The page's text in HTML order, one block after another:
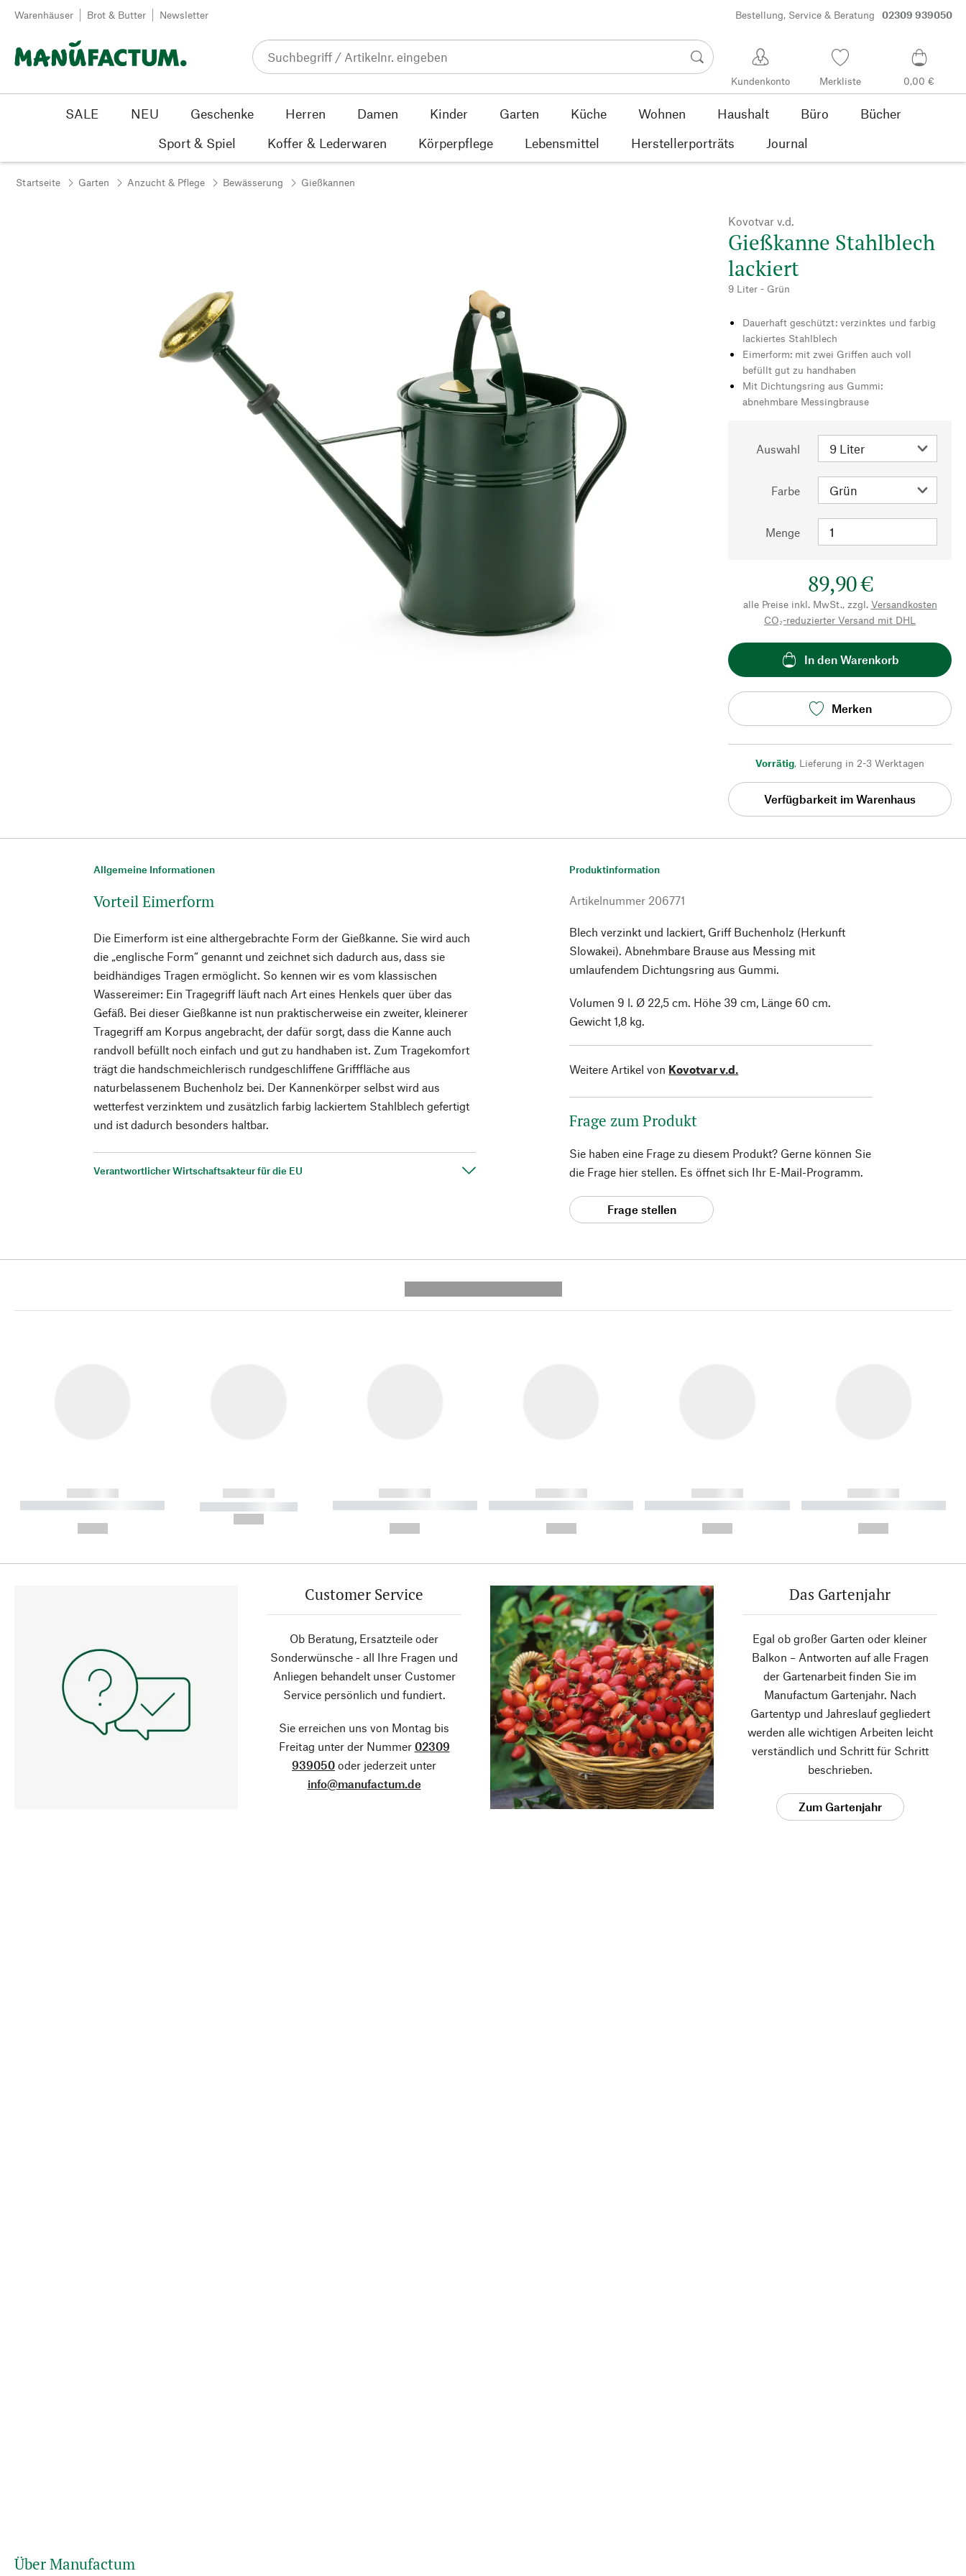
Zum Inhalt springen
Warenhäuser Brot & Butter Newsletter Bestellung, Service & Beratung 02309 939050
Kundenkonto Merkliste 0,00 €
SALE NEU Geschenke Herren Damen Kinder Garten Küche Wohnen Haushalt Büro
Bücher
Sport & Spiel
Koffer & Lederwaren Körperpflege Lebensmittel Herstellerporträts Journal
Startseite Garten Anzucht & Pflege Bewässerung Gießkannen
Kovotvar v.d.
Gießkanne Stahlblech
lackiert
9 Liter - Grün
Dauerhaft geschützt: verzinktes und farbig
lackiertes Stahlblech
Eimerform: mit zwei Griffen auch voll
befüllt gut zu handhaben
Mit Dichtungsring aus Gummi:
abnehmbare Messingbrause
Auswahl
Farbe
Menge
89,90 €
alle Preise inkl. MwSt., zzgl. Versandkosten
CO₂-reduzierter Versand mit DHL
In den Warenkorb
Merken
Vorrätig, Lieferung in 2-3 Werktagen
Verfügbarkeit im Warenhaus
Allgemeine Informationen
Vorteil Eimerform
Die Eimerform ist eine althergebrachte Form der Gießkanne. Sie wird auch
die „englische Form“ genannt und zeichnet sich dadurch aus, dass sie
beidhändiges Tragen ermöglicht. So kennen wir es vom klassischen
Wassereimer: Ein Tragegriff läuft nach Art eines Henkels quer über das
Gefäß. Bei dieser Gießkanne ist nun praktischerweise ein zweiter, kleinerer
Tragegriff am Korpus angebracht, der dafür sorgt, dass die Kanne auch
randvoll befüllt noch einfach und gut zu handhaben ist. Zum Tragekomfort
trägt die handschmeichlerisch rundgeschliffene Grifffläche aus
naturbelassenem Buchenholz bei. Der Kannenkörper selbst wird aus
wetterfest verzinktem und zusätzlich farbig lackiertem Stahlblech gefertigt
und ist dadurch besonders haltbar.
Verantwortlicher Wirtschaftsakteur für die EU
Produktinformation
Artikelnummer 206771
Blech verzinkt und lackiert, Griff Buchenholz (Herkunft
Slowakei). Abnehmbare Brause aus Messing mit
umlaufendem Dichtungsring aus Gummi.
Volumen 9 l. Ø 22,5 cm. Höhe 39 cm, Länge 60 cm.
Gewicht 1,8 kg.
Weitere Artikel von Kovotvar v.d.
Frage zum Produkt
Sie haben eine Frage zu diesem Produkt? Gerne können Sie
die Frage hier stellen. Es öffnet sich Ihr E-Mail-Programm.
Frage stellen
------------
----------- ----------- ----------
------------
----------- -----------
------------
----------- ----------- ----------
------------
----------- ----------- ----------
------------
----------- ----------- ----------
------------
----------- ----------- ----------
Customer Service
Ob Beratung, Ersatzteile oder
Sonderwünsche - all Ihre Fragen und
Anliegen behandelt unser Customer
Service persönlich und fundiert.
Sie erreichen uns von Montag bis
Freitag unter der Nummer 02309
939050 oder jederzeit unter
info@manufactum.de
Das Gartenjahr
Egal ob großer Garten oder kleiner
Balkon – Antworten auf alle Fragen
der Gartenarbeit finden Sie im
Manufactum Gartenjahr. Nach
Gartentyp und Jahreslauf gegliedert
werden alle wichtigen Arbeiten leicht
verständlich und Schritt für Schritt
beschrieben.
Zum Gartenjahr
Über Manufactum